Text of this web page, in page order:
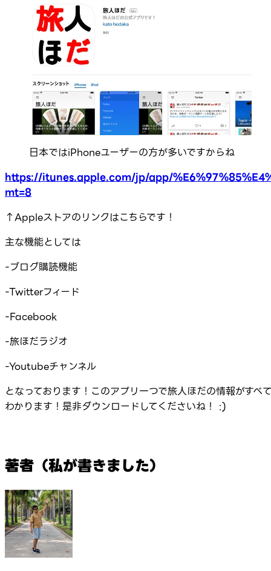
日本ではiPhoneユーザーの方が多いですからね
https://itunes.apple.com/jp/app/
mt=8
↑Appleストアのリンクはこちらです！
主な機能としては
-ブログ購読機能
-Twitterフィード
-Facebook
-旅ほだラジオ
-Youtubeチャンネル
となっております！このアプリ一つで旅人ほだの情報がすべ
わかります！是非ダウンロードしてくださいね！ :)
著者（私が書きました）